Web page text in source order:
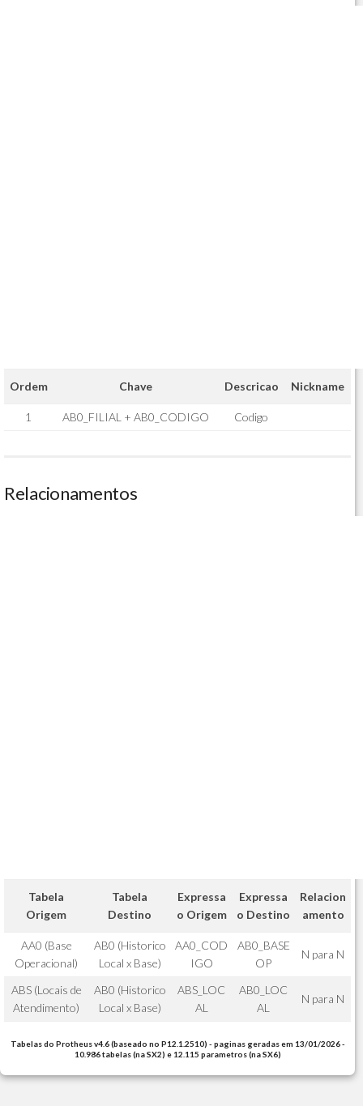
Ordem Chave Descricao Nickname
1 AB0_FILIAL + AB0_CODIGO Codigo
Relacionamentos
Tabela
Origem
Tabela
Destino
Expressa
o Origem
Expressa
o Destino
Relacion
amento
AA0 (Base
Operacional)
AB0 (Historico
Local x Base)
AA0_COD
IGO
AB0_BASE
OP
N para N
ABS (Locais de
Atendimento)
AB0 (Historico
Local x Base)
ABS_LOC
AL
AB0_LOC
AL
N para N
Tabelas do Protheus v4.6 (baseado no P12.1.2510) - paginas geradas em 13/01/2026 -
10.986 tabelas (na SX2) e 12.115 parametros (na SX6)